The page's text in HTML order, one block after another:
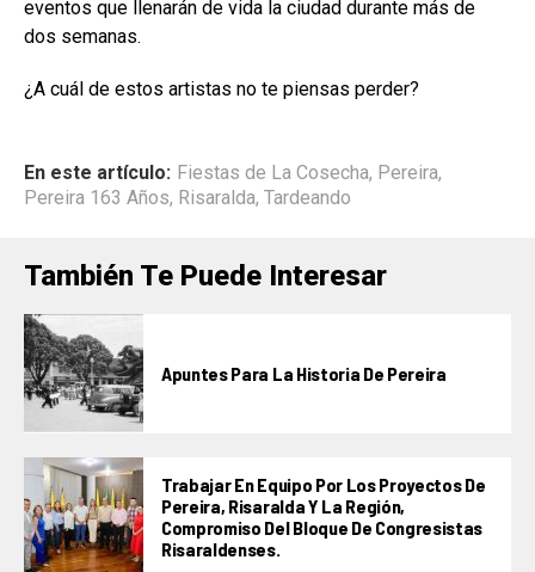
eventos que llenarán de vida la ciudad durante más de
dos semanas.
¿A cuál de estos artistas no te piensas perder?
En este artículo: Fiestas de La Cosecha, Pereira,
Pereira 163 Años, Risaralda, Tardeando
También Te Puede Interesar
Apuntes Para La Historia De Pereira
Trabajar En Equipo Por Los Proyectos De
Pereira, Risaralda Y La Región,
Compromiso Del Bloque De Congresistas
Risaraldenses.